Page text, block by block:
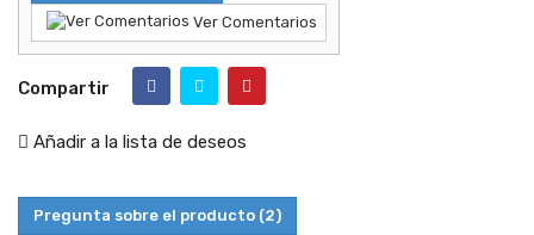
Ver Comentarios
Compartir
Añadir a la lista de deseos
Pregunta sobre el producto (2)